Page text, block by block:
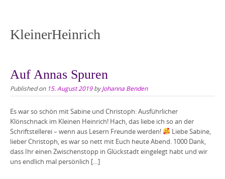
KleinerHeinrich
Auf Annas Spuren
Published on 15. August 2019byJohanna Benden
Es war so schön mit Sabine und Christoph: Ausführlicher
Klönschnack im Kleinen Heinrich! Hach, das liebe ich so an der
Schriftstellerei – wenn aus Lesern Freunde werden!
Liebe Sabine,
lieber Christoph, es war so nett mit Euch heute Abend. 1000 Dank,
dass Ihr einen Zwischenstopp in Glückstadt eingelegt habt und wir
uns endlich mal persönlich […]